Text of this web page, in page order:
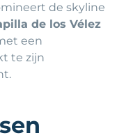
de skyline
de los Vélez
een
te zijn